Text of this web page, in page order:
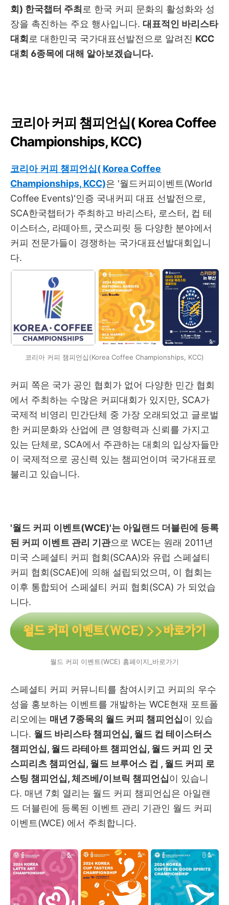
회) 한국챕터 주최 로 한국 커피 문화의 활성화와 성
장을 촉진하는 주요 행사입니다. 대표적인 바리스타
대회 로 대한민국 국가대표선발전으로 알려진 KCC
대회 6종목에 대해 알아보겠습니다.
코리아 커피 챔피언십( Korea Coffee
Championships, KCC)
코리아 커피 챔피언십( Korea Coffee
Championships, KCC)은 '월드커피이벤트(World
Coffee Events)'인증 국내커피 대표 선발전으로,
SCA한국챕터가 주최하고 바리스타, 로스터, 컵 테
이스터스, 라떼아트, 굿스피릿 등 다양한 분야에서
커피 전문가들이 경쟁하는 국가대표선발대회입니
다.
코리아 커피 챔피언십(Korea Coffee Championships, KCC)
커피 쪽은 국가 공인 협회가 없어 다양한 민간 협회
에서 주최하는 수많은 커피대회가 있지만, SCA가
국제적 비영리 민간단체 중 가장 오래되었고 글로벌
한 커피문화와 산업에 큰 영향력과 신뢰를 가지고
있는 단체로, SCA에서 주관하는 대회의 입상자들만
이 국제적으로 공신력 있는 챔피언이며 국가대표로
불리고 있습니다.
'월드 커피 이벤트(WCE)'는 아일랜드 더블린에 등록
된 커피 이벤트 관리 기관으로 WCE는 원래 2011년
미국 스페셜티 커피 협회(SCAA)와 유럽 스페셜티
커피 협회(SCAE)에 의해 설립되었으며, 이 협회는
이후 통합되어 스페셜티 커피 협회(SCA) 가 되었습
니다.
월드 커피 이벤트(WCE) 홈페이지_바로가기
스페셜티 커피 커뮤니티를 참여시키고 커피의 우수
성을 홍보하는 이벤트를 개발하는 WCE현재 포트폴
리오에는 매년 7종목의 월드 커피 챔피언십이 있습
니다. 월드 바리스타 챔피언십, 월드 컵 테이스터스
챔피언십, 월드 라테아트 챔피언십, 월드 커피 인 굿
스피리츠 챔피언십, 월드 브루어스 컵 , 월드 커피 로
스팅 챔피언십, 체즈베/이브릭 챔피언십이 있습니
다. 매년 7회 열리는 월드 커피 챔피언십은 아일랜
드 더블린에 등록된 이벤트 관리 기관인 월드 커피
이벤트(WCE) 에서 주최합니다.